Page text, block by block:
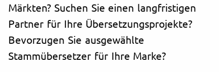
Märkten? Suchen Sie einen langfristigen
Partner für Ihre Übersetzungsprojekte?
Bevorzugen Sie ausgewählte
Stammübersetzer für Ihre Marke?